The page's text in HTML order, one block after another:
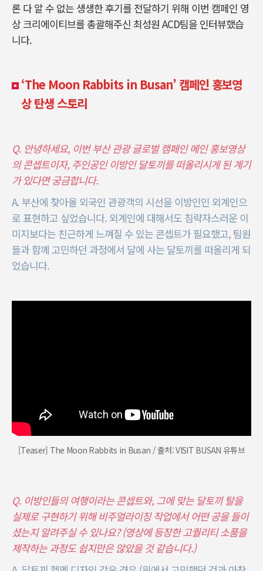
론 다 알 수 없는 생생한 후기를 전달하기 위해 이번 캠페인 영
상 크리에이티브를 총괄해주신 최성원 ACD팀을 인터뷰했습
니다.
‘The Moon Rabbits in Busan’ 캠페인 홍보영
상 탄생 스토리
Q. 안녕하세요, 이번 부산 관광 글로벌 캠페인 메인 홍보영상
의 콘셉트이자, 주인공인 이방인 달토끼를 떠올리시게 된 계기
가 있다면 궁금합니다.
A. 부산에 찾아올 외국인 관광객의 시선을 이방인인 외계인으
로 표현하고 싶었습니다. 외계인에 대해서도 침략자스러운 이
미지보다는 친근하게 느껴질 수 있는 콘셉트가 필요했고, 팀원
들과 함께 고민하던 과정에서 달에 사는 달토끼를 떠올리게 되
었습니다.
[Teaser] The Moon Rabbits in Busan / 출처: VISIT BUSAN 유튜브
Q. 이방인들의 여행이라는 콘셉트와, 그에 맞는 달토끼 탈을
실제로 구현하기 위해 비주얼라이징 작업에서 어떤 공을 들이
셨는지 알려주실 수 있나요? (영상에 등장한 고퀄리티 소품을
제작하는 과정도 쉽지만은 않았을 것 같습니다.)